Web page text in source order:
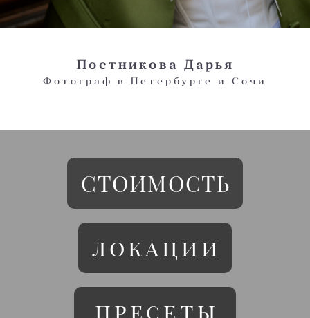
Постникова Дарья
Фотограф в Петербурге и Сочи
СТОИМОСТЬ
локации
пресеты